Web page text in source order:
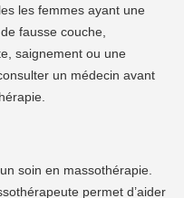
les femmes ayant une
fausse couche,
saignement ou une
un médecin avant
soin en massothérapie.
permet d’aider